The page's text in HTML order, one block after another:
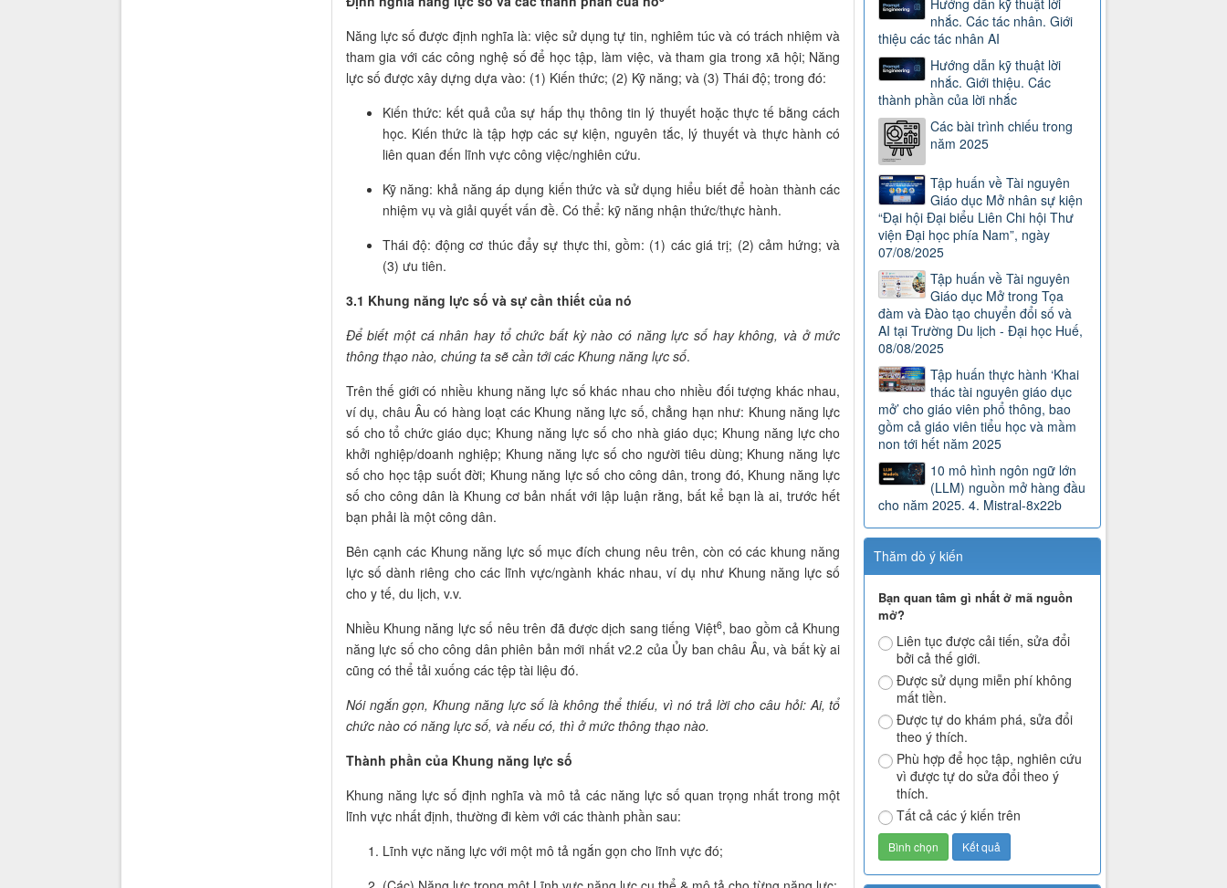
Năng lực số được định nghĩa là: việc sử dụng tự tin, nghiêm túc và có trách nhiệm và
tham gia với các công nghệ số để học tập, làm việc, và tham gia trong xã hội; Năng
lực số được xây dựng dựa vào: (1) Kiến thức; (2) Kỹ năng; và (3) Thái độ; trong đó:
Kiến thức: kết quả của sự hấp thụ thông tin lý thuyết hoặc thực tế bằng cách
học. Kiến thức là tập hợp các sự kiện, nguyên tắc, lý thuyết và thực hành có
liên quan đến lĩnh vực công việc/nghiên cứu.
Kỹ năng: khả năng áp dụng kiến thức và sử dụng hiểu biết để hoàn thành các
nhiệm vụ và giải quyết vấn đề. Có thể: kỹ năng nhận thức/thực hành.
Thái độ: động cơ thúc đẩy sự thực thi, gồm: (1) các giá trị; (2) cảm hứng; và
(3) ưu tiên.
3.1 Khung năng lực số và sự cần thiết của nó
Để biết một cá nhân hay tổ chức bất kỳ nào có năng lực số hay không, và ở mức
thông thạo nào, chúng ta sẽ cần tới các Khung năng lực số.
Trên thế giới có nhiều khung năng lực số khác nhau cho nhiều đối tượng khác nhau,
ví dụ, châu Âu có hàng loạt các Khung năng lực số, chẳng hạn như: Khung năng lực
số cho tổ chức giáo dục; Khung năng lực số cho nhà giáo dục; Khung năng lực cho
khởi nghiệp/doanh nghiệp; Khung năng lực số cho người tiêu dùng; Khung năng lực
số cho học tập suốt đời; Khung năng lực số cho công dân, trong đó, Khung năng lực
số cho công dân là Khung cơ bản nhất với lập luận rằng, bất kể bạn là ai, trước hết
bạn phải là một công dân.
Bên cạnh các Khung năng lực số mục đích chung nêu trên, còn có các khung năng
lực số dành riêng cho các lĩnh vực/ngành khác nhau, ví dụ như Khung năng lực số
cho y tế, du lịch, v.v.
Nhiều Khung năng lực số nêu trên đã được dịch sang tiếng Việt6, bao gồm cả Khung
năng lực số cho công dân phiên bản mới nhất v2.2 của Ủy ban châu Âu, và bất kỳ ai
cũng có thể tải xuống các tệp tài liệu đó.
Nói ngắn gọn, Khung năng lực số là không thể thiếu, vì nó trả lời cho câu hỏi: Ai, tổ
chức nào có năng lực số, và nếu có, thì ở mức thông thạo nào.
Thành phần của Khung năng lực số
Khung năng lực số định nghĩa và mô tả các năng lực số quan trọng nhất trong một
lĩnh vực nhất định, thường đi kèm với các thành phần sau:
Lĩnh vực năng lực với một mô tả ngắn gọn cho lĩnh vực đó;
Hướng dẫn kỹ thuật lời
nhắc. Các tác nhân. Giới
thiệu các tác nhân AI
Hướng dẫn kỹ thuật lời
nhắc. Giới thiệu. Các
thành phần của lời nhắc
Các bài trình chiếu trong
năm 2025
Tập huấn về Tài nguyên
Giáo dục Mở nhân sự kiện
“Đại hội Đại biểu Liên Chi hội Thư
viện Đại học phía Nam”, ngày
07/08/2025
Tập huấn về Tài nguyên
Giáo dục Mở trong Tọa
đàm và Đào tạo chuyển đổi số và
AI tại Trường Du lịch - Đại học Huế,
08/08/2025
Tập huấn thực hành ‘Khai
thác tài nguyên giáo dục
mở’ cho giáo viên phổ thông, bao
gồm cả giáo viên tiểu học và mầm
non tới hết năm 2025
10 mô hình ngôn ngữ lớn
(LLM) nguồn mở hàng đầu
cho năm 2025. 4. Mistral-8x22b
Thăm dò ý kiến
Bạn quan tâm gì nhất ở mã nguồn
mở?
Liên tục được cải tiến, sửa đổi
bởi cả thế giới.
Được sử dụng miễn phí không
mất tiền.
Được tự do khám phá, sửa đổi
theo ý thích.
Phù hợp để học tập, nghiên cứu
vì được tự do sửa đổi theo ý
thích.
Tất cả các ý kiến trên